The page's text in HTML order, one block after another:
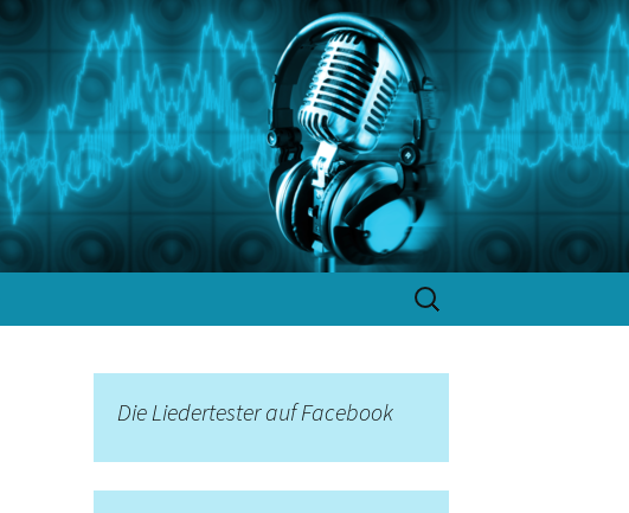
Suchen
nach:
Die Liedertester auf Facebook